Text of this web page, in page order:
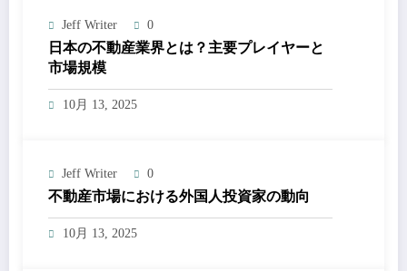
Jeff Writer 0
日本の不動産業界とは？主要プレイヤーと
市場規模
10月 13, 2025
Jeff Writer 0
不動産市場における外国人投資家の動向
10月 13, 2025